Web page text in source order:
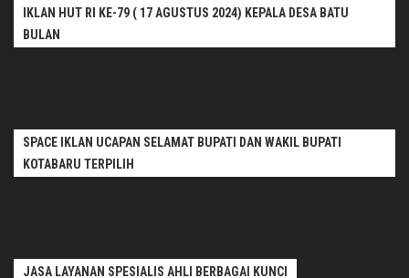
IKLAN HUT RI KE-79 ( 17 AGUSTUS 2024) KEPALA DESA BATU
BULAN
SPACE IKLAN UCAPAN SELAMAT BUPATI DAN WAKIL BUPATI
KOTABARU TERPILIH
JASA LAYANAN SPESIALIS AHLI BERBAGAI KUNCI